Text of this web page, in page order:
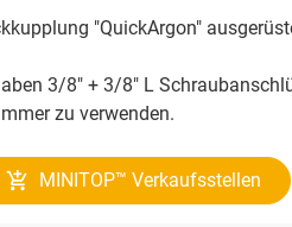
"QuickArgon"
3/8" + 3/8" L
zu verwenden.
MINITOP™ Verkaufsstellen